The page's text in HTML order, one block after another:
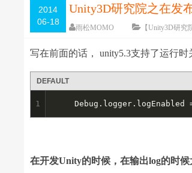
2014
06-18
Unity3D研究院之在发
雨松MOMO 【Unity3D研究
写在前面的话， unity5.3支持了运行时
DEFAULT
1
Debug.logger.logEnabled
在开发Unity的时候，在输出log的时